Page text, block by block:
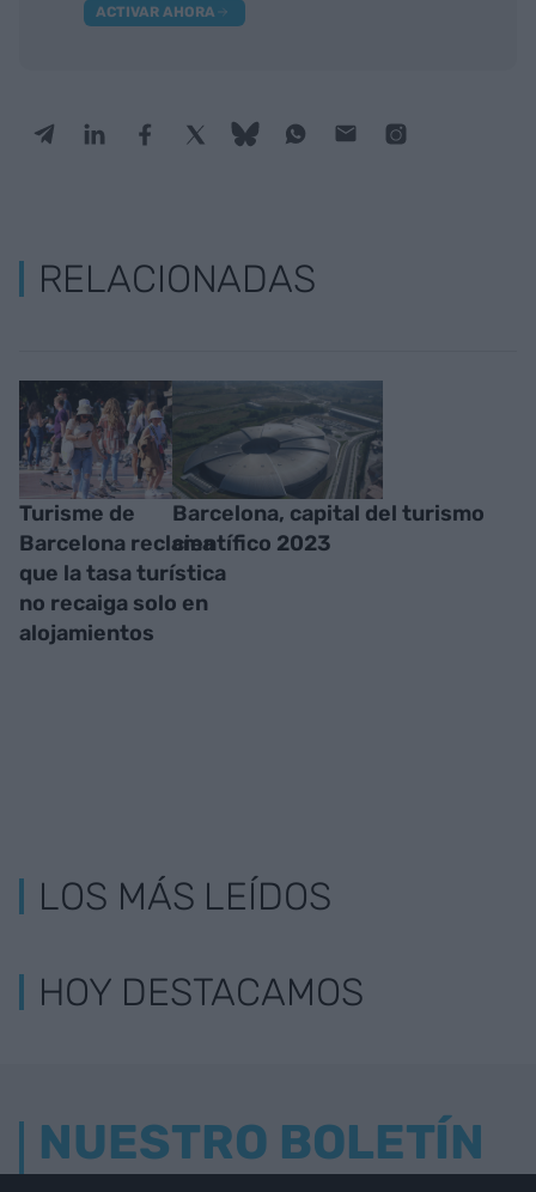
ACTIVAR AHORA
RELACIONADAS
Turisme de
Barcelona reclama
que la tasa turística
no recaiga solo en
alojamientos
Barcelona, capital del turismo
científico 2023
LOS MÁS LEÍDOS
HOY DESTACAMOS
NUESTRO BOLETÍN